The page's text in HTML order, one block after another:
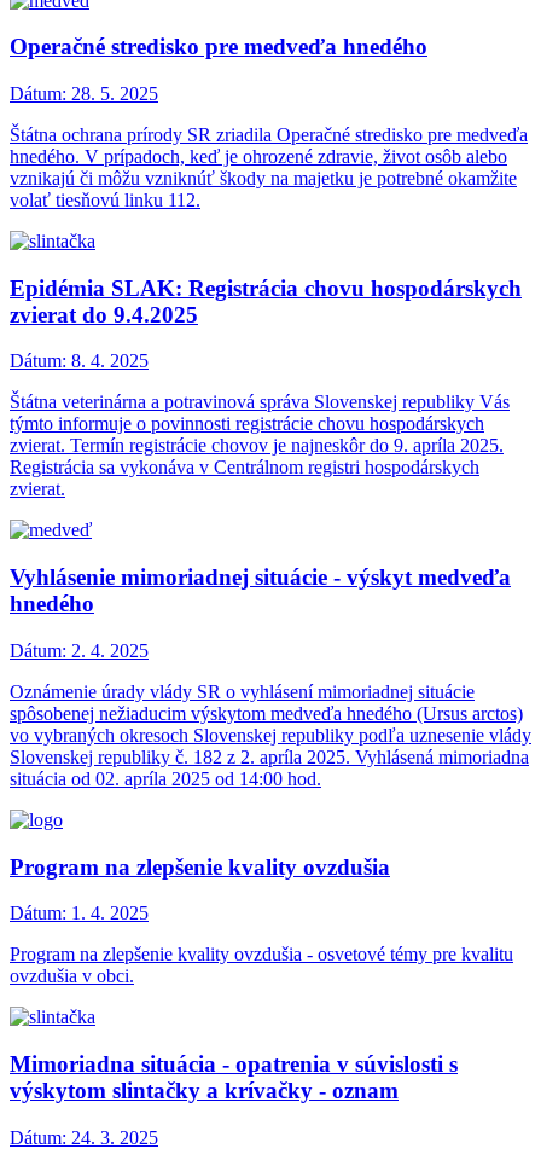
Operačné stredisko pre medveďa hnedého
Dátum: 28. 5. 2025
Štátna ochrana prírody SR zriadila Operačné stredisko pre medveďa
hnedého. V prípadoch, keď je ohrozené zdravie, život osôb alebo
vznikajú či môžu vzniknúť škody na majetku je potrebné okamžite
volať tiesňovú linku 112.
Epidémia SLAK: Registrácia chovu hospodárskych
zvierat do 9.4.2025
Dátum: 8. 4. 2025
Štátna veterinárna a potravinová správa Slovenskej republiky Vás
týmto informuje o povinnosti registrácie chovu hospodárskych
zvierat. Termín registrácie chovov je najneskôr do 9. apríla 2025.
Registrácia sa vykonáva v Centrálnom registri hospodárskych
zvierat.
Vyhlásenie mimoriadnej situácie - výskyt medveďa
hnedého
Dátum: 2. 4. 2025
Oznámenie úrady vlády SR o vyhlásení mimoriadnej situácie
spôsobenej nežiaducim výskytom medveďa hnedého (Ursus arctos)
vo vybraných okresoch Slovenskej republiky podľa uznesenie vlády
Slovenskej republiky č. 182 z 2. apríla 2025. Vyhlásená mimoriadna
situácia od 02. apríla 2025 od 14:00 hod.
Program na zlepšenie kvality ovzdušia
Dátum: 1. 4. 2025
Program na zlepšenie kvality ovzdušia - osvetové témy pre kvalitu
ovzdušia v obci.
Mimoriadna situácia - opatrenia v súvislosti s
výskytom slintačky a krívačky - oznam
Dátum: 24. 3. 2025